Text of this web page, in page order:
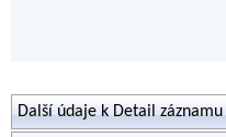
Další údaje k Detail záznamu